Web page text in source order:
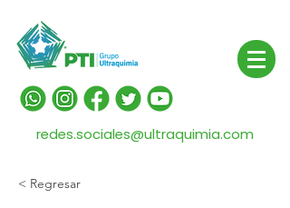
redes.sociales@ultraquimia.com
< Regresar